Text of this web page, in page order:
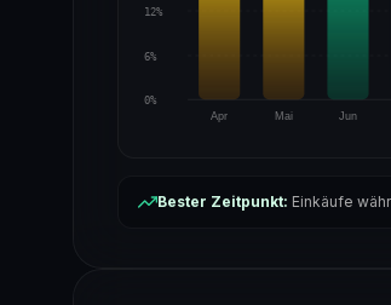
12%
6%
0%
Apr
Mai Jun
Bester Zeitpunkt: Einkäufe